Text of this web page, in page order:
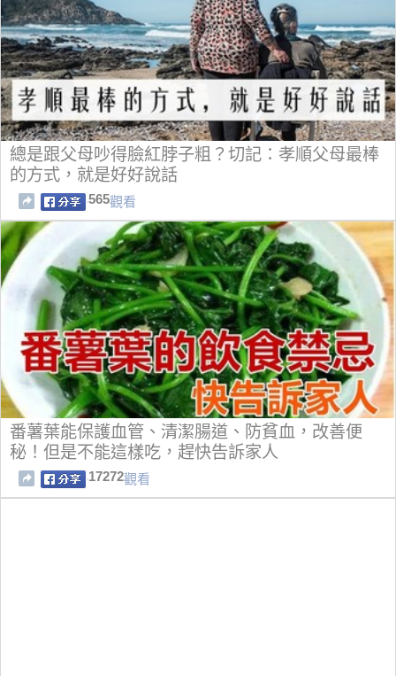
總是跟父母吵得臉紅脖子粗？切記：孝順父母最棒
的方式，就是好好說話
565觀看
番薯葉能保護血管、清潔腸道、防貧血，改善便
秘！但是不能這樣吃，趕快告訴家人
17272觀看